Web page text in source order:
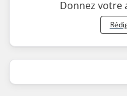
Donnez votre